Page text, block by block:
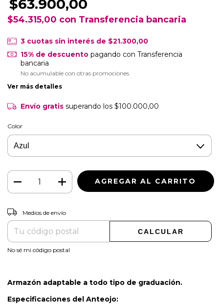
$63.900,00
$54.315,00 con Transferencia bancaria
3 cuotas sin interés de $21.300,00
15% de descuentopagando con Transferencia
bancaria
No acumulable con otras promociones
Ver más detalles
Envío gratis superando los $100.000,00
Color
Entregas para el CP:
Medios de envío
CALCULAR
No sé mi código postal
Armazón adaptable a todo tipo de graduación.
Especificaciones del Anteojo: